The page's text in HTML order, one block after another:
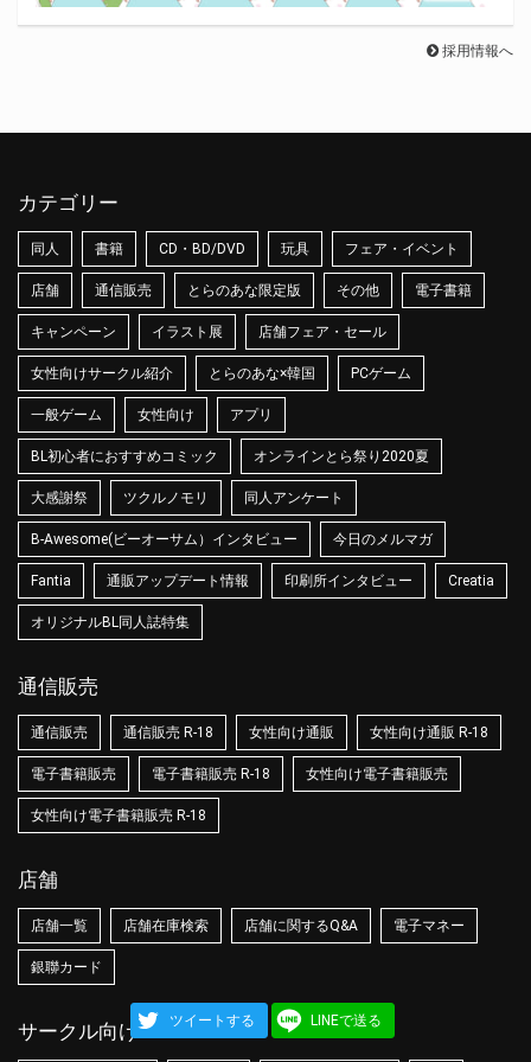
採用情報へ
ツイートする LINEで送る
カテゴリー
同人 書籍 CD・BD/DVD 玩具 フェア・イベント
店舗 通信販売 とらのあな限定版 その他 電子書籍
キャンペーン イラスト展 店舗フェア・セール
女性向けサークル紹介 とらのあな×韓国 PCゲーム
一般ゲーム 女性向け アプリ
BL初心者におすすめコミック オンラインとら祭り2020夏
大感謝祭 ツクルノモリ 同人アンケート
B-Awesome(ビーオーサム）インタビュー 今日のメルマガ
Fantia 通販アップデート情報 印刷所インタビュー Creatia
オリジナルBL同人誌特集
通信販売
通信販売 通信販売 R-18 女性向け通販 女性向け通販 R-18
電子書籍販売 電子書籍販売 R-18 女性向け電子書籍販売
女性向け電子書籍販売 R-18
店舗
店舗一覧 店舗在庫検索 店舗に関するQ&A 電子マネー
銀聯カード
サークル向け